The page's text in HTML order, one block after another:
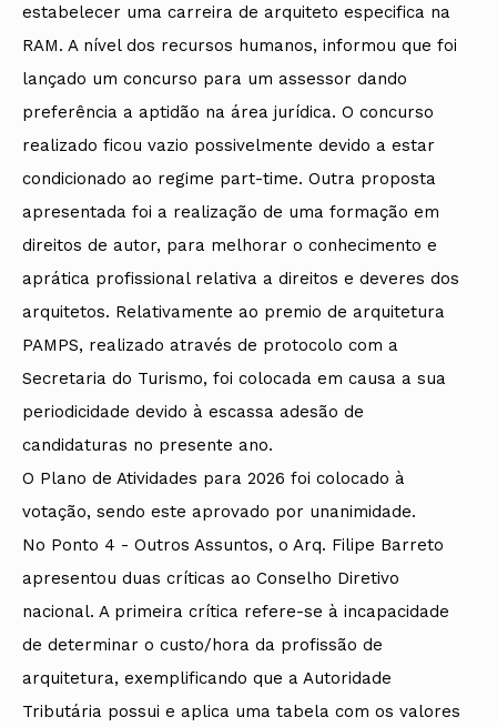
estabelecer uma carreira de arquiteto especifica na
RAM. A nível dos recursos humanos, informou que foi
lançado um concurso para um assessor dando
preferência a aptidão na área jurídica. O concurso
realizado ficou vazio possivelmente devido a estar
condicionado ao regime part-time. Outra proposta
apresentada foi a realização de uma formação em
direitos de autor, para melhorar o conhecimento e
aprática profissional relativa a direitos e deveres dos
arquitetos. Relativamente ao premio de arquitetura
PAMPS, realizado através de protocolo com a
Secretaria do Turismo, foi colocada em causa a sua
periodicidade devido à escassa adesão de
candidaturas no presente ano.
O Plano de Atividades para 2026 foi colocado à
votação, sendo este aprovado por unanimidade.
No Ponto 4 - Outros Assuntos, o Arq. Filipe Barreto
apresentou duas críticas ao Conselho Diretivo
nacional. A primeira crítica refere-se à incapacidade
de determinar o custo/hora da profissão de
arquitetura, exemplificando que a Autoridade
Tributária possui e aplica uma tabela com os valores